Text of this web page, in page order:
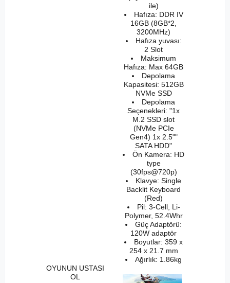
ile)
Hafıza: DDR IV
16GB (8GB*2,
3200MHz)
Hafıza yuvası:
2 Slot
Maksimum
Hafıza: Max 64GB
Depolama
Kapasitesi: 512GB
NVMe SSD
Depolama
Seçenekleri: "1x
M.2 SSD slot
(NVMe PCIe
Gen4) 1x 2.5""
SATA HDD"
Ön Kamera: HD
type
(30fps@720p)
Klavye: Single
Backlit Keyboard
(Red)
Pil: 3-Cell, Li-
Polymer, 52.4Whr
Güç Adaptörü:
120W adaptör
Boyutlar: 359 x
254 x 21.7 mm
Ağırlık: 1.86kg
OYUNUN USTASI
OL